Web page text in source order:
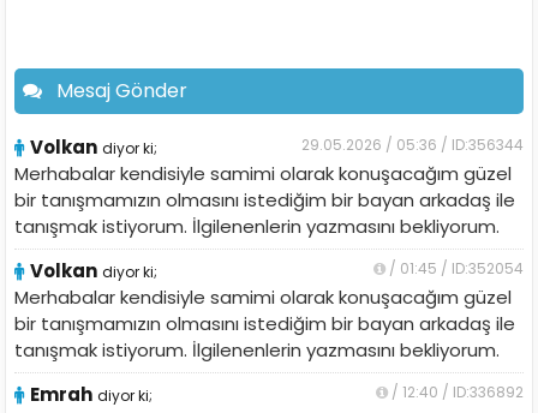
Mesaj Gönder
Volkan diyor ki; 29.05.2026 / 05:36 / ID:356344
Merhabalar kendisiyle samimi olarak konuşacağım güzel
bir tanışmamızın olmasını istediğim bir bayan arkadaş ile
tanışmak istiyorum. İlgilenenlerin yazmasını bekliyorum.
Volkan diyor ki; / 01:45 / ID:352054
Merhabalar kendisiyle samimi olarak konuşacağım güzel
bir tanışmamızın olmasını istediğim bir bayan arkadaş ile
tanışmak istiyorum. İlgilenenlerin yazmasını bekliyorum.
Emrah diyor ki; / 12:40 / ID:336892